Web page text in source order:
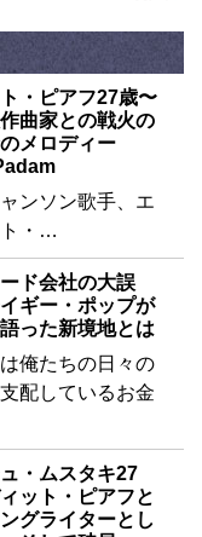
・ピアフ27歳〜
曲家との戦火の
メロディー
ンソン歌手、エ
ト・…
ド会社の大誤
ギー・ポップが
った新境地とは
俺たちの日々の
配しているお金
・ムスタキ27
ット・ピアフと
グライターとし